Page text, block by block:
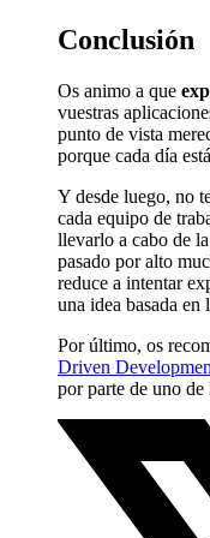
Conclusión
Os animo a que
vuestras
punto de vista
porque cada día
Y desde luego, no
cada equipo de
llevarlo a cabo de
pasado por alto
reduce a intentar
una idea basada en
Por último, os
Driven
por parte de uno de